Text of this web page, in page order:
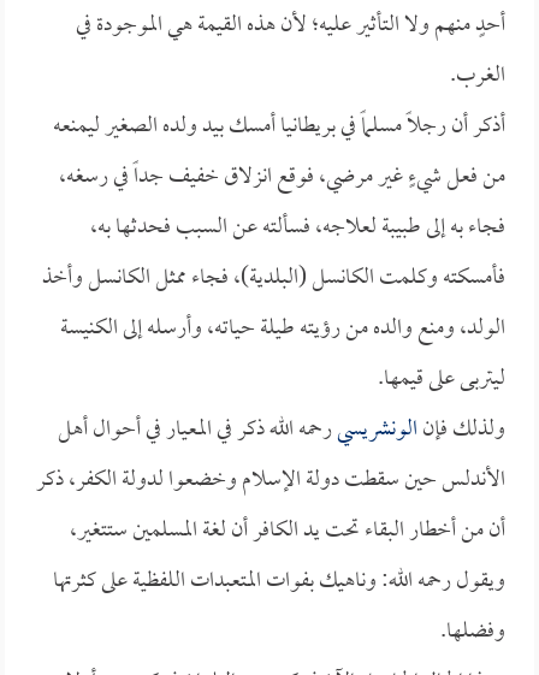
أحدٍ منهم ولا التأثير عليه؛ لأن هذه القيمة هي الموجودة في
الغرب.
أذكر أن رجلاً مسلماً في بريطانيا أمسك بيد ولده الصغير ليمنعه
من فعل شيءٍ غير مرضي، فوقع انزلاق خفيف جداً في رسغه،
فجاء به إلى طبيبة لعلاجه، فسألته عن السبب فحدثها به،
فأمسكته وكلمت الكانسل (البلدية)، فجاء ممثل الكانسل وأخذ
الولد، ومنع والده من رؤيته طيلة حياته، وأرسله إلى الكنيسة
ليتربى على قيمها.
ولذلك فإنالونشريسيرحمه الله ذكر في المعيار في أحوال أهل
الأندلس حين سقطت دولة الإسلام وخضعوا لدولة الكفر، ذكر
أن من أخطار البقاء تحت يد الكافر أن لغة المسلمين ستتغير،
ويقول رحمه الله: وناهيك بفوات المتعبدات اللفظية على كثرتها
وفضلها.